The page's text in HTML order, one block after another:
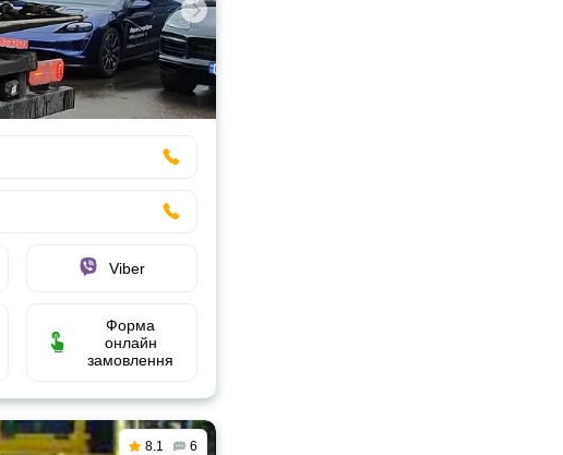
Viber
Форма
онлайн
замовлення
8.1 6